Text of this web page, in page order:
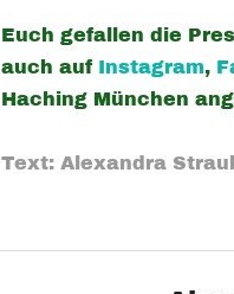
Euch gefallen die
auch auf Instagram,
Haching München
Text: Alexandra